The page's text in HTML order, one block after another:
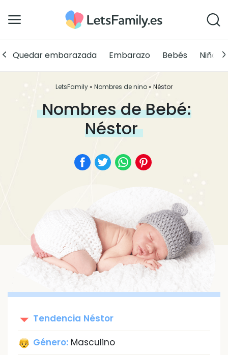
Quedar embarazada Embarazo Bebés Niños
LetsFamily» Nombres de nino» Néstor
Nombres de Bebé:
Néstor
Tendencia Néstor
Género: Masculino